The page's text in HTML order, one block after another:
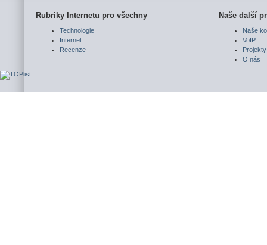
Rubriky Internetu pro všechny
Technologie
Internet
Recenze
Naše další
Naše
VoIP
Projekty
O nás